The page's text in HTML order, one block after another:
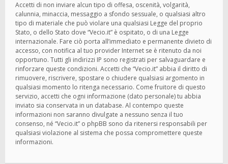
Accetti di non inviare alcun tipo di offesa, oscenità, volgarità,
calunnia, minaccia, messaggio a sfondo sessuale, o qualsiasi altro
tipo di materiale che può violare una qualsiasi Legge del proprio
Stato, o dello Stato dove “Vecio.it” è ospitato, o di una Legge
internazionale. Fare ciò porta all’immediato e permanente divieto di
accesso, con notifica al tuo provider Internet se è ritenuto da noi
opportuno. Tutti gli indirizzi IP sono registrati per salvaguardare e
rinforzare queste condizioni. Accetti che “Vecio.it” abbia il diritto di
rimuovere, riscrivere, spostare o chiudere qualsiasi argomento in
qualsiasi momento lo ritenga necessario. Come fruitore di questo
servizio, accetti che ogni informazione (dato personale) tu abbia
inviato sia conservata in un database. Al contempo queste
informazioni non saranno divulgate a nessuno senza il tuo
consenso, né “Vecio.it” o phpBB sono da ritenersi responsabili per
qualsiasi violazione al sistema che possa compromettere queste
informazioni.